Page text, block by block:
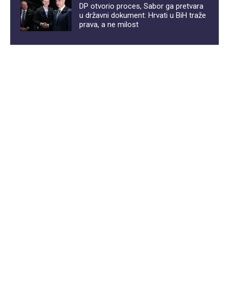
DP otvorio proces, Sabor ga pretvara
u državni dokument: Hrvati u BiH traže
prava, a ne milost